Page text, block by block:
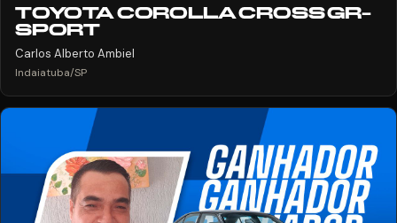
TOYOTA COROLLA CROSS GR-
SPORT
Carlos Alberto Ambiel
Indaiatuba/SP